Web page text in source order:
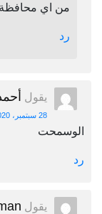
من اي
رد
يقول
28 سبتمبر، 2020 الساعة 11:46 م
الوسمحت
رد
يقول